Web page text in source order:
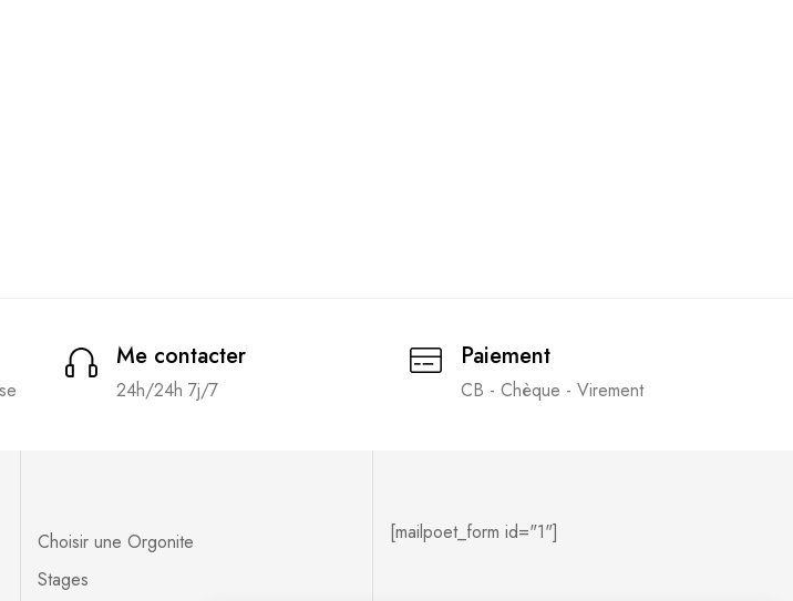
Me contacter
24h/24h 7j/7
Paiement
CB - Chèque - Virement
Choisir une Orgonite
Stages
[mailpoet_form id="1"]